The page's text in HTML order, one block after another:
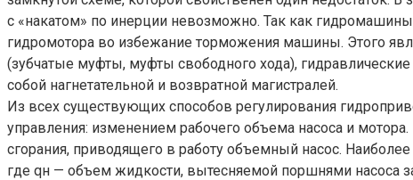
с «накатом» по инерции невозможно. Так как
гидромотора во избежание торможения машины. Этого
(зубчатые муфты, муфты свободного хода),
собой нагнетательной и возвратной магистралей.
Из всех существующих способов регулирования
управления: изменением рабочего объема насоса и
сгорания, приводящего в работу объемный насос.
где qн — объем жидкости, вытесняемой поршнями насоса